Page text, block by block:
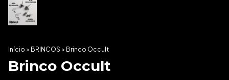
Início > BRINCOS > Brinco Occult
Brinco Occult